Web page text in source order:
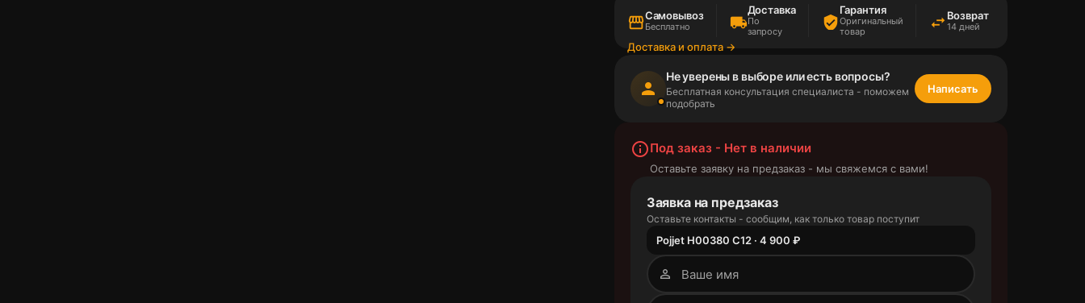
storefrontСамовывоз
Бесплатно local_shipping
Доставка
По
запросу
verified_user
Гарантия
Оригинальный
товар
swap_horiz Возврат
14 дней
Доставка и оплата →
person
Не уверены в выборе или есть вопросы?
Бесплатная консультация специалиста - поможем
подобрать
Написать
info_outlineПод заказ - Нет в наличии
Оставьте заявку на предзаказ - мы свяжемся с вами!
Заявка на предзаказ
Оставьте контакты - сообщим, как только товар поступит
Pojjet H00380 C12 · 4 900 ₽
person_outline